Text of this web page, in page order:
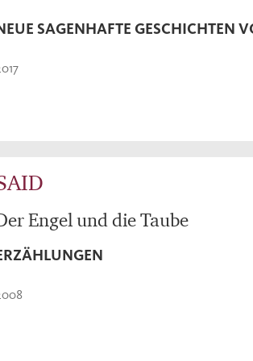
SAGENHAFTE GESCHICHTEN
Engel und die Taube